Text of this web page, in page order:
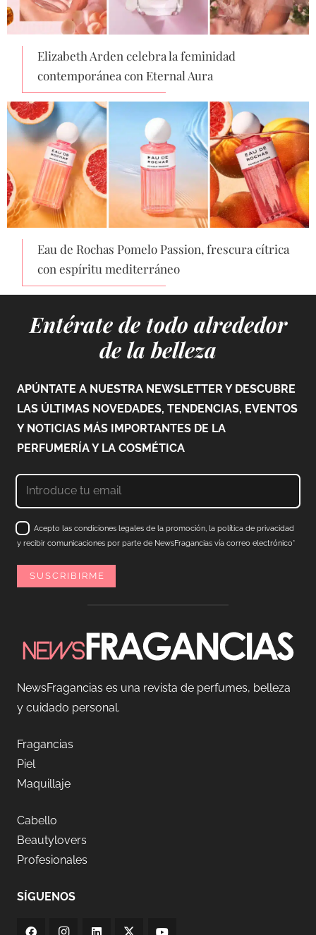
Elizabeth Arden celebra la feminidad
contemporánea con Eternal Aura
Eau de Rochas Pomelo Passion, frescura cítrica
con espíritu mediterráneo
Entérate de todo alrededor
de la belleza
APÚNTATE A NUESTRA NEWSLETTER Y DESCUBRE
LAS ÚLTIMAS NOVEDADES, TENDENCIAS, EVENTOS
Y NOTICIAS MÁS IMPORTANTES DE LA
PERFUMERÍA Y LA COSMÉTICA
Acepto las condiciones legales de la promoción, la política de privacidad
y recibir comunicaciones por parte de NewsFragancias vía correo electrónico*
NewsFragancias es una revista de perfumes, belleza
y cuidado personal.
Fragancias
Piel
Maquillaje
Cabello
Beautylovers
Profesionales
SÍGUENOS